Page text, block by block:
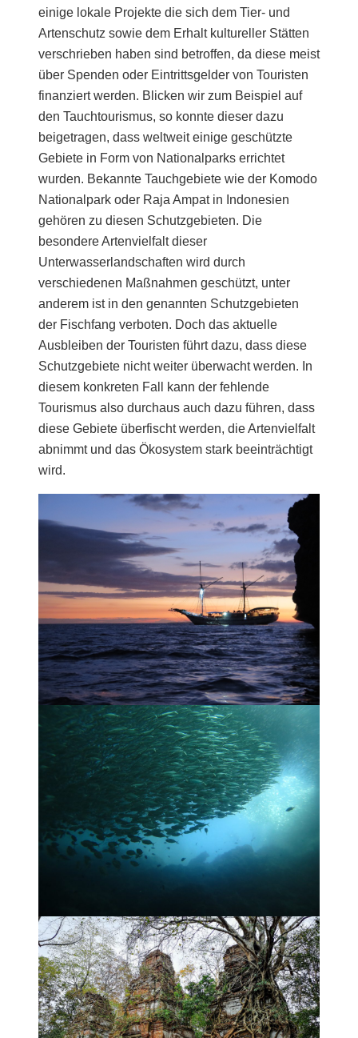
einige lokale Projekte die sich dem Tier- und
Artenschutz sowie dem Erhalt kultureller Stätten
verschrieben haben sind betroffen, da diese meist
über Spenden oder Eintrittsgelder von Touristen
finanziert werden. Blicken wir zum Beispiel auf
den Tauchtourismus, so konnte dieser dazu
beigetragen, dass weltweit einige geschützte
Gebiete in Form von Nationalparks errichtet
wurden. Bekannte Tauchgebiete wie der Komodo
Nationalpark oder Raja Ampat in Indonesien
gehören zu diesen Schutzgebieten. Die
besondere Artenvielfalt dieser
Unterwasserlandschaften wird durch
verschiedenen Maßnahmen geschützt, unter
anderem ist in den genannten Schutzgebieten
der Fischfang verboten. Doch das aktuelle
Ausbleiben der Touristen führt dazu, dass diese
Schutzgebiete nicht weiter überwacht werden. In
diesem konkreten Fall kann der fehlende
Tourismus also durchaus auch dazu führen, dass
diese Gebiete überfischt werden, die Artenvielfalt
abnimmt und das Ökosystem stark beeinträchtigt
wird.